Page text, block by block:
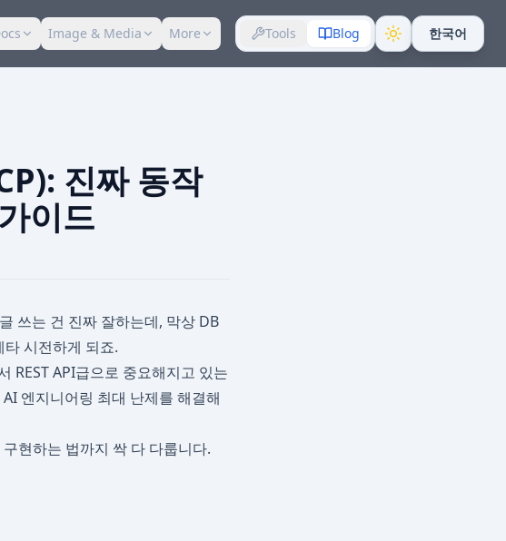
Image & Media More Tools Blog 한국어
진짜 동작
이드
쓰는 건 진짜 잘하는데, 막상 DB
시전하게 되죠.
API급으로 중요해지고 있는
엔지니어링 최대 난제를 해결해
현하는 법까지 싹 다 다룹니다.